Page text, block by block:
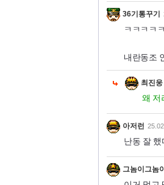
36기통꾸기
ㅋㅋㅋㅋㅋ
내란동조
최진웅
왜 저
아저런
난동 잘
그놈이그놈